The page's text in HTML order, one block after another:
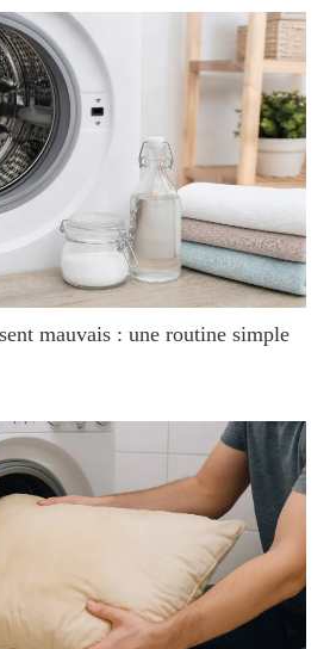
mauvais : une routine simple